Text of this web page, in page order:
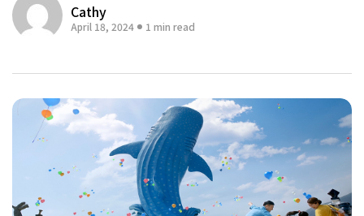
Cathy
April 18, 2024 1 min read